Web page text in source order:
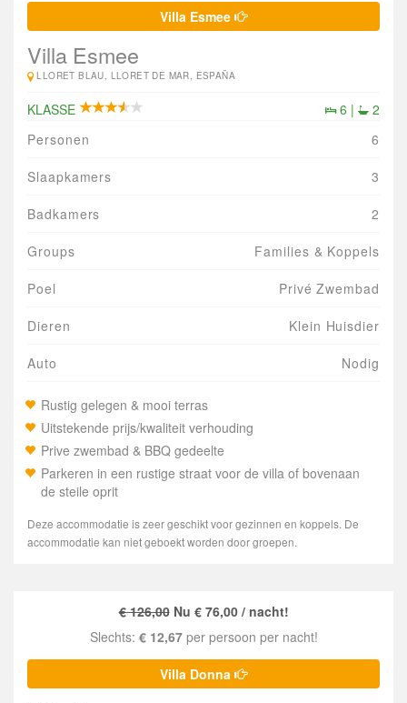
Villa Esmee
Villa Esmee
LLORET BLAU, LLORET DE MAR, ESPAÑA
KLASSE 6 |
2
Personen
6
Slaapkamers 3
Badkamers 2
Groups Families & Koppels
Poel Privé Zwembad
Dieren Klein Huisdier
Auto Nodig
Rustig gelegen & mooi terras
Uitstekende prijs/kwaliteit verhouding
Prive zwembad & BBQ gedeelte
Parkeren in een rustige straat voor de villa of bovenaan
de steile oprit
Deze accommodatie is zeer geschikt voor gezinnen en koppels. De
accommodatie kan niet geboekt worden door groepen.
€ 126,00Nu € 76,00 / nacht!
Slechts: € 12,67per persoon per nacht!
Villa Donna